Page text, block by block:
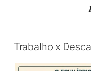
Trabalho x